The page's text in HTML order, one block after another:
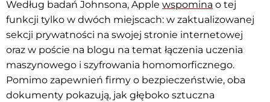
Według badań Johnsona, Apple wspomina o tej
funkcji tylko w dwóch miejscach: w zaktualizowanej
sekcji prywatności na swojej stronie internetowej
oraz w poście na blogu na temat łączenia uczenia
maszynowego i szyfrowania homomorficznego.
Pomimo zapewnień firmy o bezpieczeństwie, oba
dokumenty pokazują, jak głęboko sztuczna